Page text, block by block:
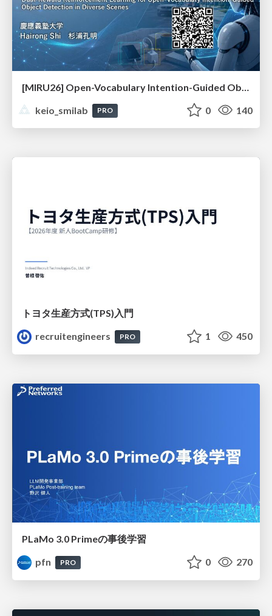
keio_smilab
PRO 0 140
トヨタ⽣産⽅式(TPS)⼊⾨
recruitengineers
PRO 1 450
PLaMo 3.0 Primeの事後学習
pfn
PRO 0 270